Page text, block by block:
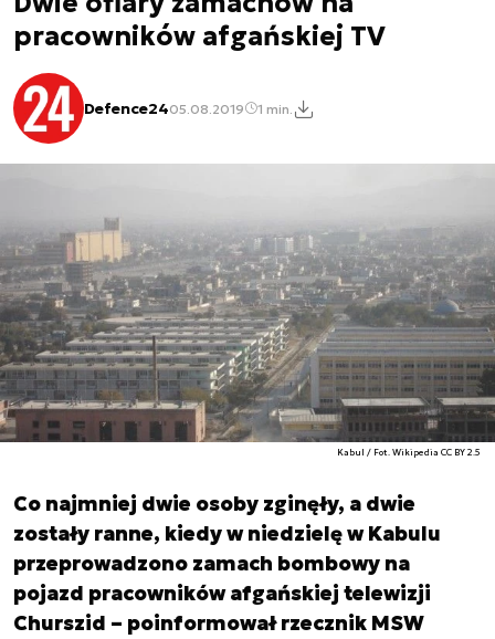
pracowników afgańskiej TV
Defence2405.08.2019 1 min.
Kabul / Fot. Wikipedia CC BY 2.5
Co najmniej dwie osoby zginęły, a dwie
zostały ranne, kiedy w niedzielę w Kabulu
przeprowadzono zamach bombowy na
pojazd pracowników afgańskiej telewizji
Churszid – poinformował rzecznik MSW